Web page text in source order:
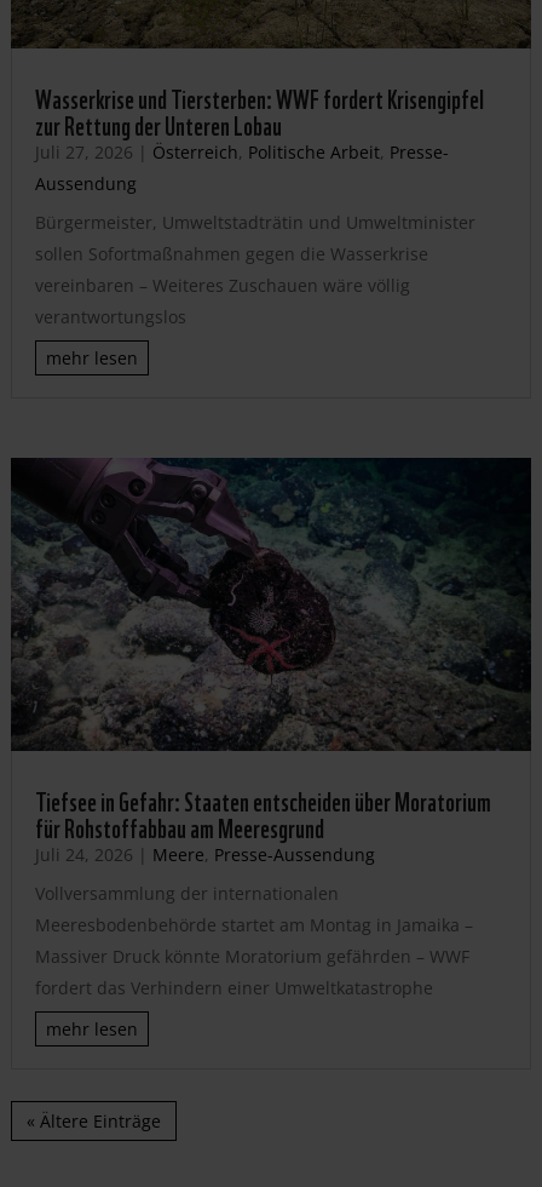
Wasserkrise und Tiersterben: WWF fordert Krisengipfel
zur Rettung der Unteren Lobau
Juli 27, 2026 | Österreich, Politische Arbeit, Presse-
Aussendung
Bürgermeister, Umweltstadträtin und Umweltminister
sollen Sofortmaßnahmen gegen die Wasserkrise
vereinbaren – Weiteres Zuschauen wäre völlig
verantwortungslos
mehr lesen
Tiefsee in Gefahr: Staaten entscheiden über Moratorium
für Rohstoffabbau am Meeresgrund
Juli 24, 2026 | Meere, Presse-Aussendung
Vollversammlung der internationalen
Meeresbodenbehörde startet am Montag in Jamaika –
Massiver Druck könnte Moratorium gefährden – WWF
fordert das Verhindern einer Umweltkatastrophe
mehr lesen
« Ältere Einträge